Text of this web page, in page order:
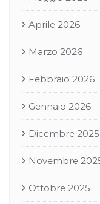
Aprile 2026
Marzo 2026
Febbraio 2026
Gennaio 2026
Dicembre 2025
Novembre
Ottobre 2025